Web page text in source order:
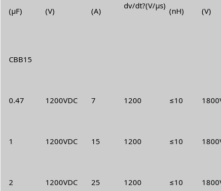
(μF)
(V)
(A)
dv/dt?(V/μs)
(nH)
(V)
CBB15
0.47 1200VDC 7 1200 ≤10
1 1200VDC 15 1200 ≤10
2 1200VDC 25 1200 ≤10